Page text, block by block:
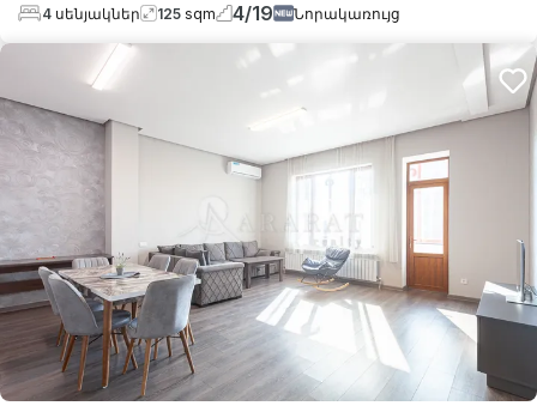
4 սենյակներ 125 sqm 4/19 Նորակառույց